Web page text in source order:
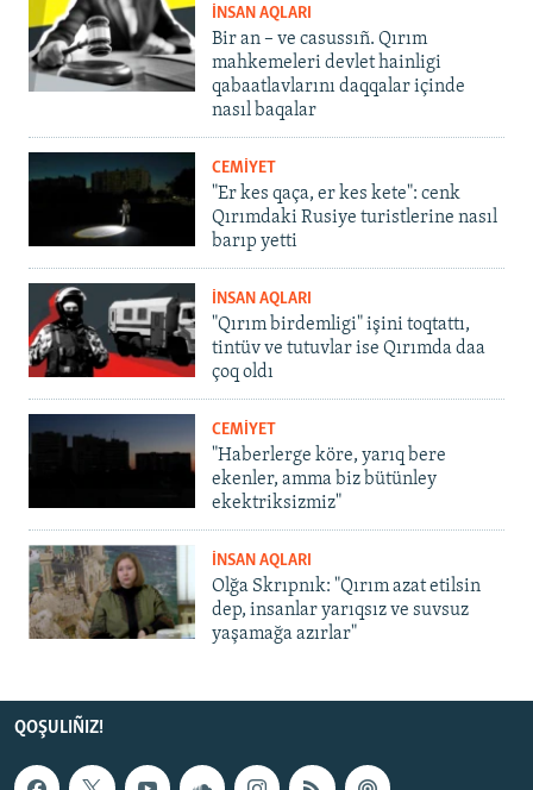
İNSAN AQLARI
Bir an – ve casussıñ. Qırım
mahkemeleri devlet hainligi
qabaatlavlarını daqqalar içinde
nasıl baqalar
CEMİYET
"Er kes qaça, er kes kete": cenk
Qırımdaki Rusiye turistlerine nasıl
barıp yetti
İNSAN AQLARI
"Qırım birdemligi" işini toqtattı,
tintüv ve tutuvlar ise Qırımda daa
çoq oldı
CEMİYET
"Haberlerge köre, yarıq bere
ekenler, amma biz bütünley
ekektriksizmiz"
İNSAN AQLARI
Olğa Skrıpnık: "Qırım azat etilsin
dep, insanlar yarıqsız ve suvsuz
yaşamağa azırlar"
QOŞULIÑIZ!